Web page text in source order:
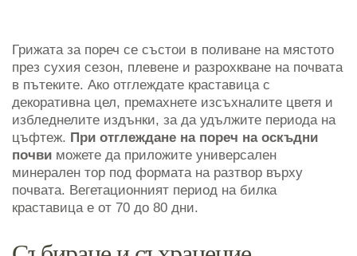
Грижата за пореч се състои в поливане на мястото
през сухия сезон, плевене и разрохкване на почвата
в пътеките. Ако отглеждате краставица с
декоративна цел, премахнете изсъхналите цветя и
избледнелите издънки, за да удължите периода на
цъфтеж. При отглеждане на пореч на оскъдни
почви можете да приложите универсален
минерален тор под формата на разтвор върху
почвата. Вегетационният период на билка
краставица е от 70 до 80 дни.